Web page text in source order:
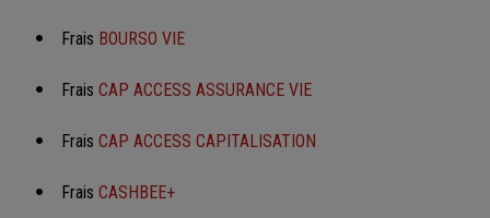
Frais BOURSO VIE
Frais CAP ACCESS ASSURANCE VIE
Frais CAP ACCESS CAPITALISATION
Frais CASHBEE+